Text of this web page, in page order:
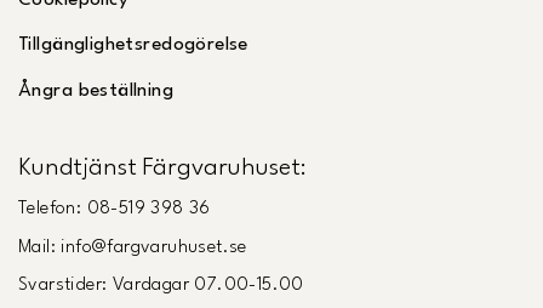
Tillgänglighetsredogörelse
Ångra beställning
Kundtjänst Färgvaruhuset:
Telefon: 08-519 398 36
Mail: info@fargvaruhuset.se
Svarstider: Vardagar 07.00-15.00